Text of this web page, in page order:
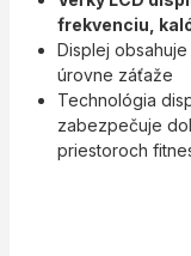
frekvenciu,
Displej obsahuje
úrovne záťaže
Technológia
zabezpečuje
priestoroch